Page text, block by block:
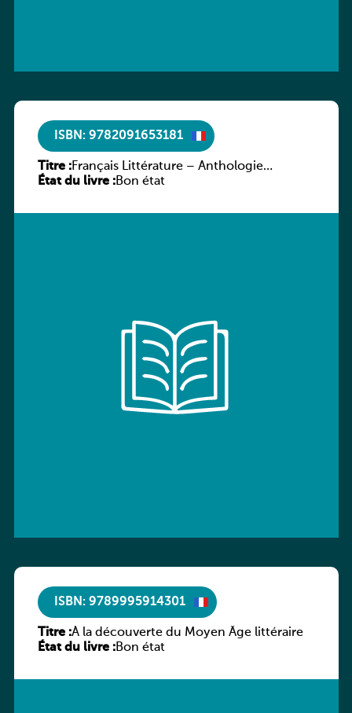
ISBN: 9782091653181
Titre :Français Littérature – Anthologie
chronologique 2de/1re
État du livre :Bon état
ISBN: 9789995914301
Titre :À la découverte du Moyen Âge littéraire
État du livre :Bon état